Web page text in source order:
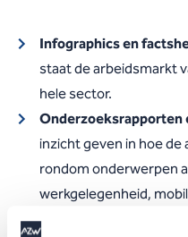
Infographics en
staat de arbeidsmarkt
hele sector.
Onderzoeksrapporten
inzicht geven in hoe
rondom onderwerpen
werkgelegenheid,
veiligheid.